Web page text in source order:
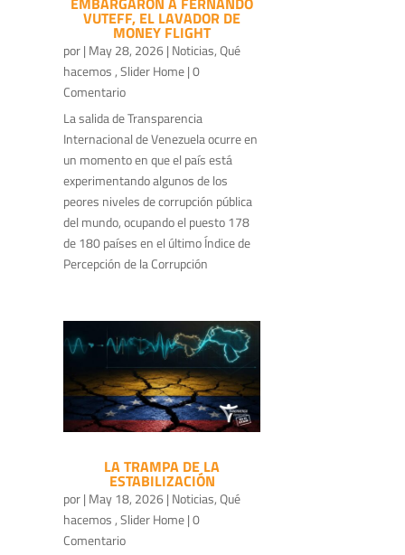
VUTEFF, EL LAVADOR DE
MONEY FLIGHT
por| May 28, 2026| Noticias,Qué
hacemos ,Slider Home| 0
Comentario
La salida de Transparencia
Internacional de Venezuela ocurre en
un momento en que el país está
experimentando algunos de los
peores niveles de corrupción pública
del mundo, ocupando el puesto 178
de 180 países en el último Índice de
Percepción de la Corrupción
LA TRAMPA DE LA
ESTABILIZACIÓN
por| May 18, 2026| Noticias,Qué
hacemos ,Slider Home| 0
Comentario